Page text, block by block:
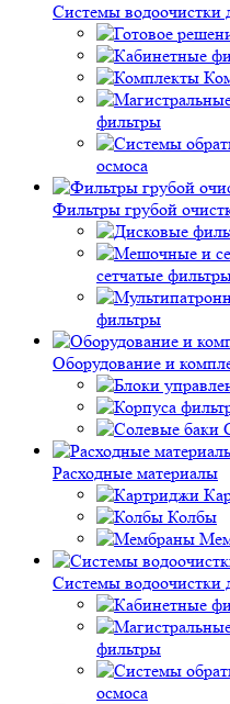
Системы водоочистки
фильтры
осмоса
Фильтры грубой
сетчатые
фильтры
Оборудование и
Расходные материалы
Колбы
Системы водоочистки
фильтры
осмоса